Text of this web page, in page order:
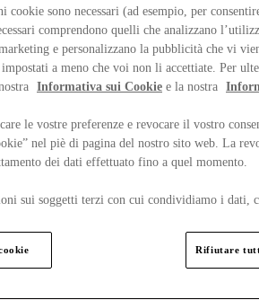
cookie sono necessari (ad esempio, per
comprendono quelli che analizzano
e personalizzano la pubblicità che vi
impostati a meno che voi non li accettiate. Per
Informativa sui Cookie e la nostra
le vostre preferenze e revocare il vostro
nel piè di pagina del nostro sito web. La
dei dati effettuato fino a quel momento.
sui soggetti terzi con cui condividiamo i dati,
Rifiutare